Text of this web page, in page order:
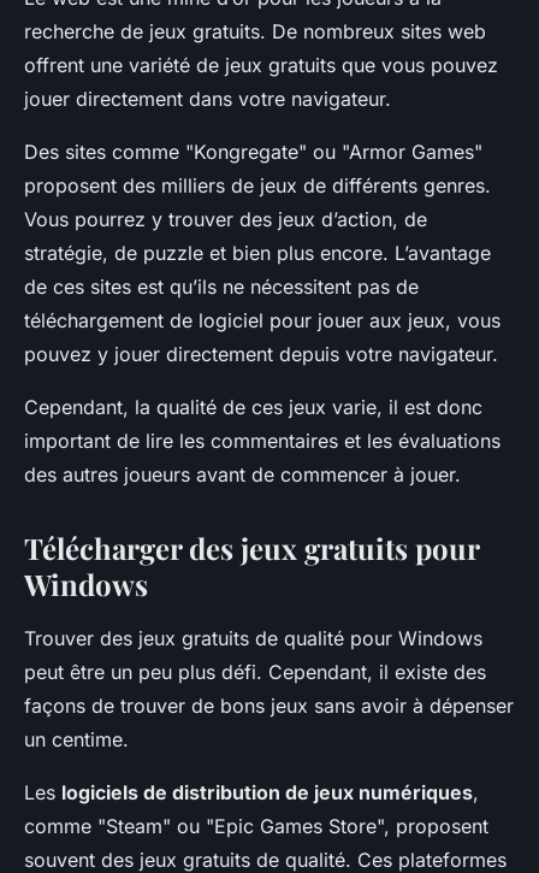
recherche de jeux gratuits. De nombreux sites web
offrent une variété de jeux gratuits que vous pouvez
jouer directement dans votre navigateur.
Des sites comme "Kongregate" ou "Armor Games"
proposent des milliers de jeux de différents genres.
Vous pourrez y trouver des jeux d’action, de
stratégie, de puzzle et bien plus encore. L’avantage
de ces sites est qu’ils ne nécessitent pas de
téléchargement de logiciel pour jouer aux jeux, vous
pouvez y jouer directement depuis votre navigateur.
Cependant, la qualité de ces jeux varie, il est donc
important de lire les commentaires et les évaluations
des autres joueurs avant de commencer à jouer.
Télécharger des jeux gratuits pour
Windows
Trouver des jeux gratuits de qualité pour Windows
peut être un peu plus défi. Cependant, il existe des
façons de trouver de bons jeux sans avoir à dépenser
un centime.
Les logiciels de distribution de jeux numériques,
comme "Steam" ou "Epic Games Store", proposent
souvent des jeux gratuits de qualité. Ces plateformes